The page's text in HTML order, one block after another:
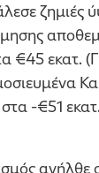
ζημιές
€45 εκατ.
-€51 εκατ.
ανήλθε